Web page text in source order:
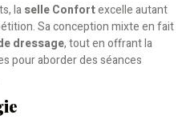
laselle Confortexcelle autant
Sa conception mixte en fait
dressage, tout en offrant la
pour aborder des séances